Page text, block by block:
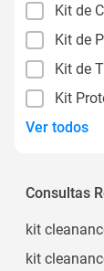
Kit de
Kit de
Kit de
Kit
Ver todos
Consultas
kit
kit